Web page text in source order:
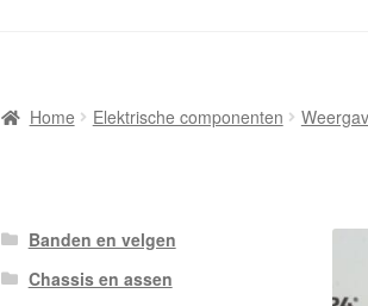
Over ons PrivacybeleidWereldwijde
Home Elektrische componenten
Banden en velgen
Chassis en assen